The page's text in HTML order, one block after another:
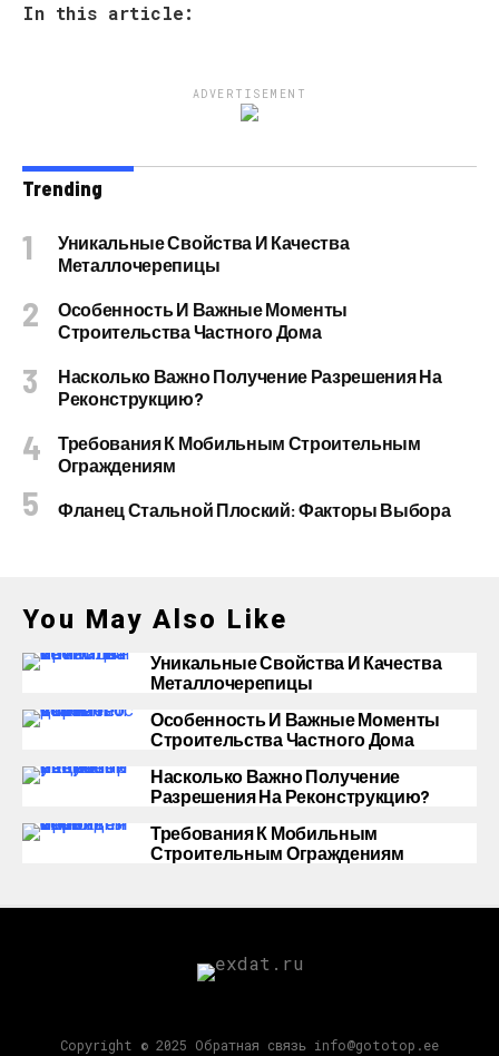
In this article:
ADVERTISEMENT
Trending
Уникальные Свойства И Качества
Металлочерепицы
Особенность И Важные Моменты
Строительства Частного Дома
Насколько Важно Получение Разрешения На
Реконструкцию?
Требования К Мобильным Строительным
Ограждениям
Фланец Стальной Плоский: Факторы Выбора
You May Also Like
Уникальные Свойства И Качества
Металлочерепицы
Особенность И Важные Моменты
Строительства Частного Дома
Насколько Важно Получение
Разрешения На Реконструкцию?
Требования К Мобильным
Строительным Ограждениям
Copyright © 2025 Обратная связь info@gototop.ee